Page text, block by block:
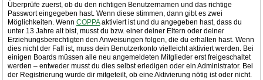
Überprüfe zuerst, ob du den richtigen Benutzernamen und das richtige
Passwort eingegeben hast. Wenn diese stimmen, dann gibt es zwei
Möglichkeiten. Wenn COPPAaktiviert ist und du angegeben hast, dass du
unter 13 Jahre alt bist, musst du bzw. einer deiner Eltern oder deiner
Erziehungsberechtigten den Anweisungen folgen, die du erhalten hast. Wenn
dies nicht der Fall ist, muss dein Benutzerkonto vielleicht aktiviert werden. Bei
einigen Boards müssen alle neu angemeldeten Mitglieder erst freigeschaltet
werden – entweder musst du dies selbst erledigen oder ein Administrator. Bei
der Registrierung wurde dir mitgeteilt, ob eine Aktivierung nötig ist oder nicht.